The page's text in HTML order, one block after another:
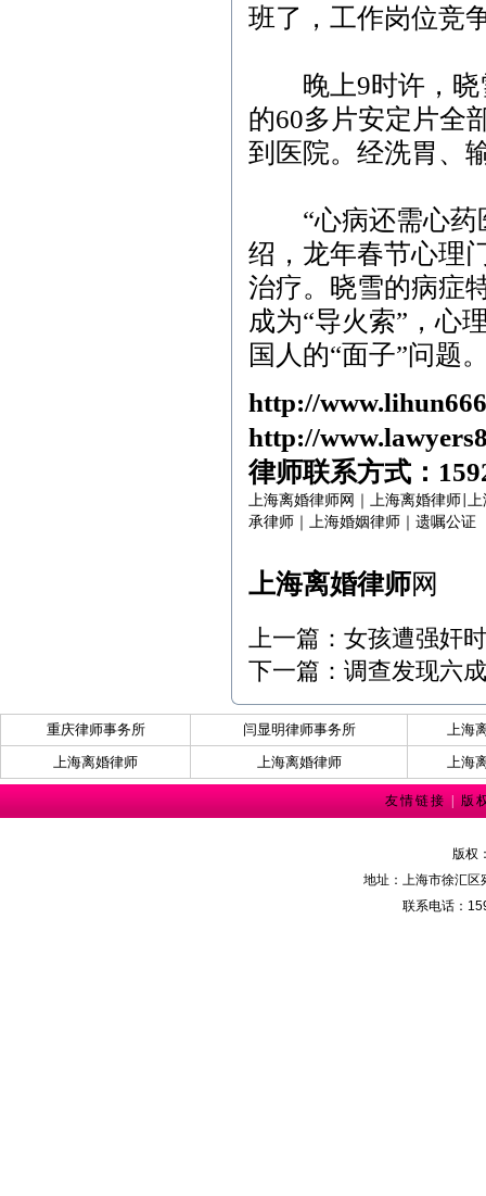
班了，工作岗位竞
晚上9时许，晓
的60多片安定片全
到医院。经洗胃、
“心病还需心药
绍，龙年春节心理
治疗。晓雪的病症
成为“导火索”，心
国人的“面子”问题
http://
http://
律师联系方式：
上海离婚律师网 上海离婚律师 上
承律师
上海婚姻律师 遗嘱公证
上海离婚律师网
上一篇： 女孩遭强奸
下一篇： 调查发现六
重庆律师事务所 闫显明律师事务所
上海
上海离婚律师
上海离婚律师 上海
友情链接 版
版权
地址：上海市徐汇区
联系电话：